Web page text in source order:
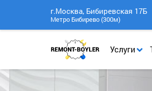
Услуги
г.Москва, Бибиревская 17Б
Метро Бибирево (300м)